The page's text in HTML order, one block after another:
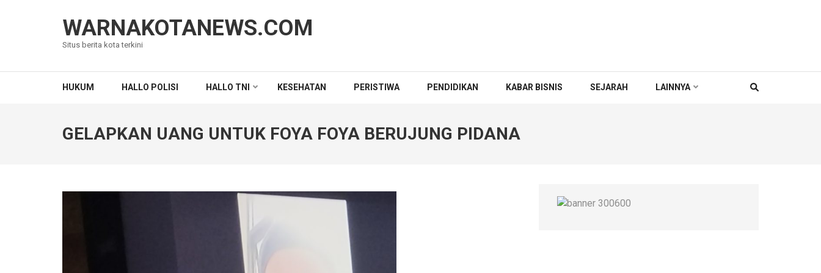
WARNAKOTANEWS.COM
Situs berita kota terkini
HUKUM HALLO POLISI HALLO TNI KESEHATAN PERISTIWA PENDIDIKAN KABAR BISNIS SEJARAH LAINNYA
GELAPKAN UANG UNTUK FOYA FOYA BERUJUNG PIDANA